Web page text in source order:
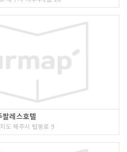
팔레스호텔
도 제주시 탑동로 9